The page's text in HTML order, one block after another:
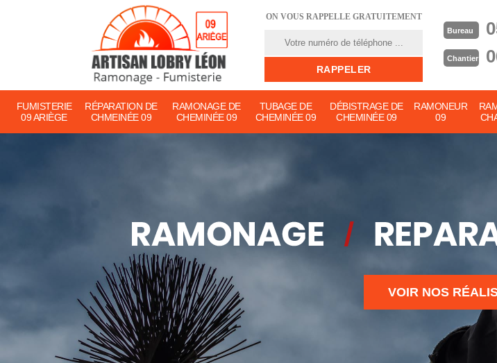
ON VOUS RAPPELLE GRATUITEMENT
Bureau
Chantier
FUMISTERIE
09 ARIÈGE
RÉPARATION DE
CHMEINÉE 09
RAMONAGE DE
CHEMINÉE 09
TUBAGE DE
CHEMINÉE 09
DÉBISTRAGE DE
CHEMINÉE 09
RAMONEUR
09
VOIR NOS